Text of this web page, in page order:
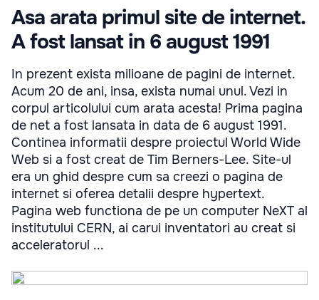
Asa arata primul site de internet.
A fost lansat in 6 august 1991
In prezent exista milioane de pagini de internet.
Acum 20 de ani, insa, exista numai unul. Vezi in
corpul articolului cum arata acesta! Prima pagina
de net a fost lansata in data de 6 august 1991.
Continea informatii despre proiectul World Wide
Web si a fost creat de Tim Berners-Lee. Site-ul
era un ghid despre cum sa creezi o pagina de
internet si oferea detalii despre hypertext.
Pagina web functiona de pe un computer NeXT al
institutului CERN, ai carui inventatori au creat si
acceleratorul ...